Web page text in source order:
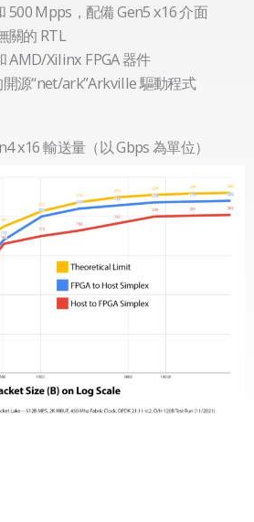
500 Mpps，配備 Gen5 x16 介面
關的 RTL
AMD/Xilinx FPGA 器件
開源“net/ark”Arkville 驅動程式
x16 輸送量（以 Gbps 為單位）